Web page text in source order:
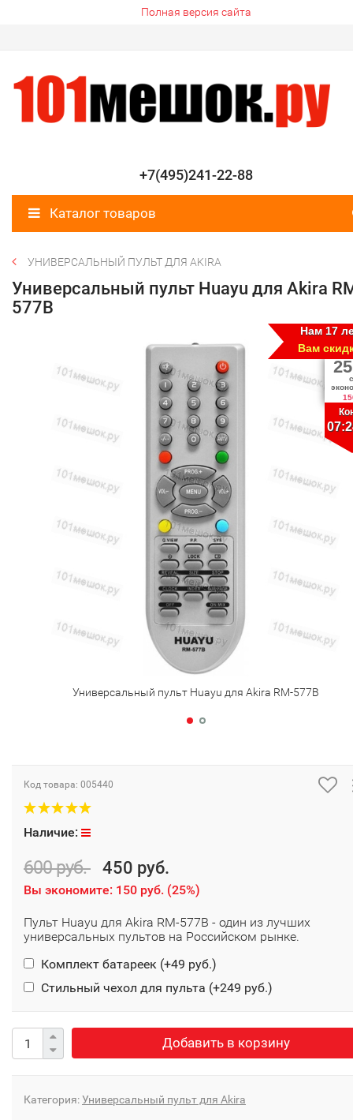
Полная версия сайта
+7(495)241-22-88
Каталог товаров
УНИВЕРСАЛЬНЫЙ ПУЛЬТ ДЛЯ AKIRA
Универсальный пульт Huayu для Akira
577B
Универсальный пульт Huayu для Akira RM-577B
Нам 17
Вам
25
Код товара: 005440
Наличие:
600 руб. 450 руб.
Вы экономите: 150 руб. (25%)
Пульт Huayu для Akira RM-577B - один из лучших
универсальных пультов на Российском рынке.
Комплект батареек (+49 руб.)
Стильный чехол для пульта (+249 руб.)
Добавить в корзину
Категория:Универсальный пульт для Akira